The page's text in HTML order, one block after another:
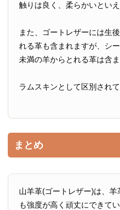
触りは良く、柔らかいといえ
また、ゴートレザーには生
れる革も含まれますが、シ
未満の羊からとれる革は含ま
ラムスキンとして区別されて
まとめ
山羊革(ゴートレザー)は、羊
も強度が高く頑丈にできてい